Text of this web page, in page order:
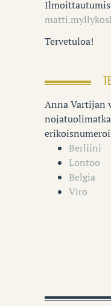
Tervetuloa!
Anna Vartijan
Berliini
Lontoo
Belgia
Viro